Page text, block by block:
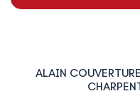
ALAIN